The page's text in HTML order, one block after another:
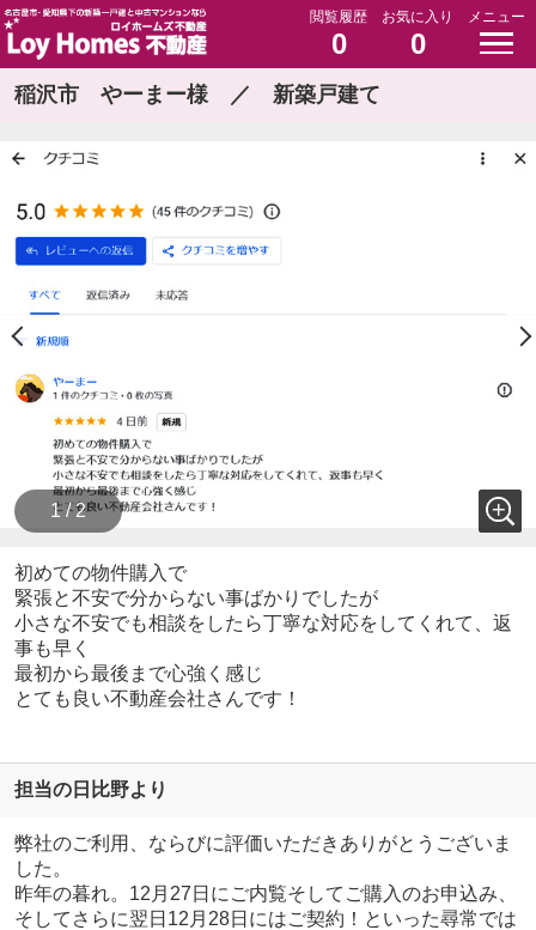
閲覧履歴
0
お気に入り
0
メニュー
稲沢市 やーまー様 ／ 新築戸建て
1 / 2
初めての物件購入で
緊張と不安で分からない事ばかりでしたが
小さな不安でも相談をしたら丁寧な対応をしてくれて、返
事も早く
最初から最後まで心強く感じ
とても良い不動産会社さんです！
担当の日比野より
弊社のご利用、ならびに評価いただきありがとうございま
した。
昨年の暮れ。12月27日にご内覧そしてご購入のお申込み、
そしてさらに翌日12月28日にはご契約！といった尋常では